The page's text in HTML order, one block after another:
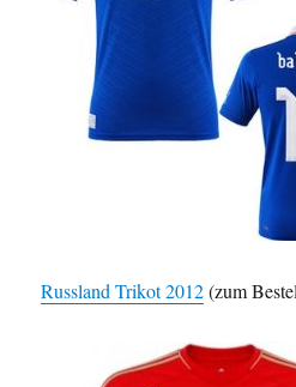
Russland Trikot 2012(zum